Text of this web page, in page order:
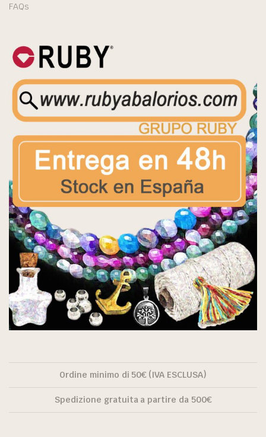
FAQs
Ordine minimo di 50€ (IVA ESCLUSA)
Spedizione gratuita a partire da 500€